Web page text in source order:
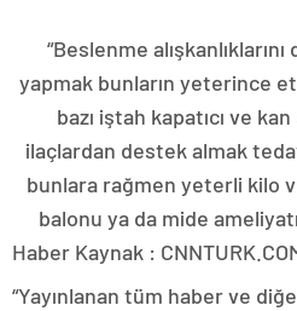
“Beslenme
yapmak bunların yeterince
bazı iştah kapatıcı ve
ilaçlardan destek almak
bunlara rağmen yeterli kilo
balonu ya da mide
Haber Kaynak :
“Yayınlanan tüm haber ve